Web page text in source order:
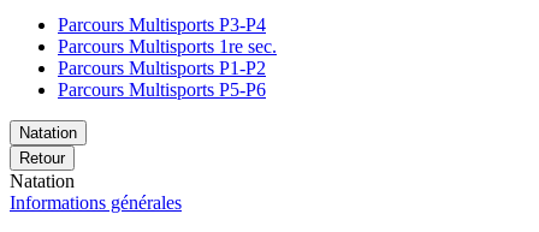
Parcours Multisports P3-P4
Parcours Multisports 1re sec.
Parcours Multisports P1-P2
Parcours Multisports P5-P6
Natation
Retour
Natation
Informations générales